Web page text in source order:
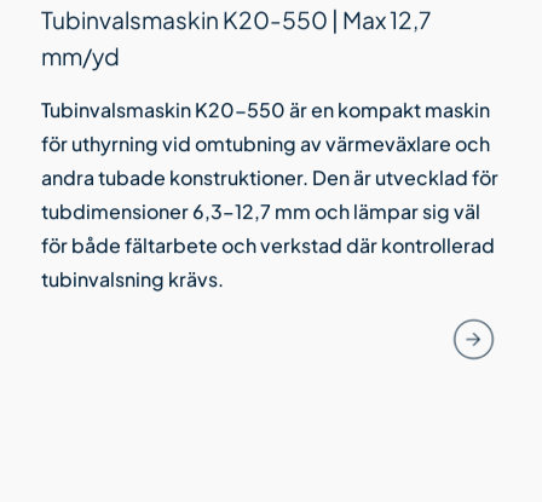
Tubinvalsmaskin K20-550 | Max 12,7
mm/yd
Tubinvalsmaskin K20-550 är en kompakt maskin
för uthyrning vid omtubning av värmeväxlare och
andra tubade konstruktioner. Den är utvecklad för
tubdimensioner 6,3–12,7 mm och lämpar sig väl
för både fältarbete och verkstad där kontrollerad
tubinvalsning krävs.